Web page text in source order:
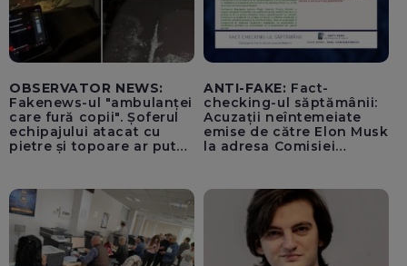
OBSERVATOR NEWS:
Fakenews-ul "ambulanței
care fură copii". Șoferul
echipajului atacat cu
pietre și topoare ar putea
ANTI-FAKE: Fact-
checking-ul săptămânii:
Acuzații neîntemeiate
emise de către Elon Musk
la adresa Comisiei
pentru instaurarea
„cenzurii” pe platforma X